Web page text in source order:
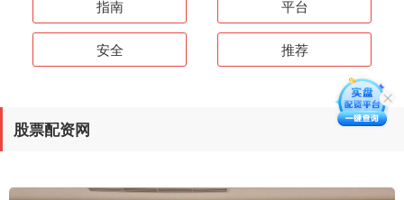
指南 平台
安全 推荐
股票配资网